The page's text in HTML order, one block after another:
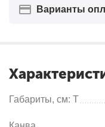
Варианты
Габариты, см: Т